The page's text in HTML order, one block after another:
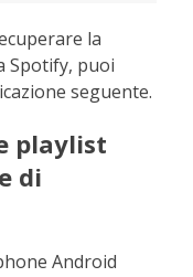
la
Spotify, puoi
seguente.
playlist
di
Android